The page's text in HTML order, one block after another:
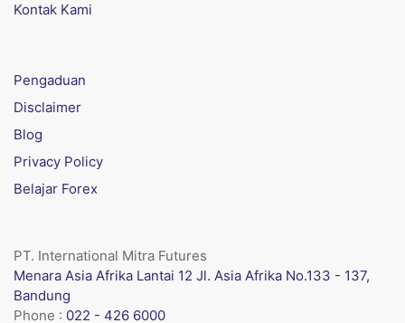
Kontak Kami
Pengaduan
Disclaimer
Blog
Privacy Policy
Belajar Forex
PT. International Mitra Futures
Menara Asia Afrika Lantai 12 Jl. Asia Afrika No.133 - 137,
Bandung
Phone : 022 - 426 6000